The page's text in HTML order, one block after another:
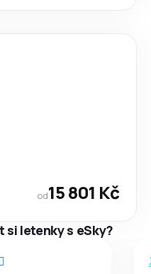
od15 801 Kč
si letenky s eSky?